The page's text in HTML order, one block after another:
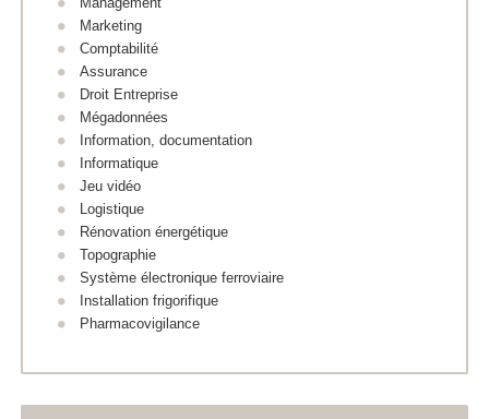
Marketing
Comptabilité
Assurance
Droit Entreprise
Mégadonnées
Information, documentation
Informatique
Jeu vidéo
Logistique
Rénovation énergétique
Topographie
Système électronique ferroviaire
Installation frigorifique
Pharmacovigilance